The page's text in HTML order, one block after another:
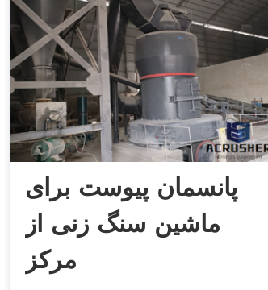
پانسمان پیوست برای
ماشین سنگ زنی از
مرکز